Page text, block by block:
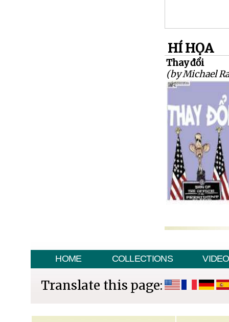
HÍ HỌA
Thay đổi
(by Michael
HOME COLLECTIONS VIDEO
Translate this page: